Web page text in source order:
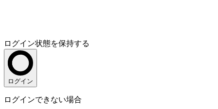
ログイン状態を保持する
ログイン
ログインできない場合